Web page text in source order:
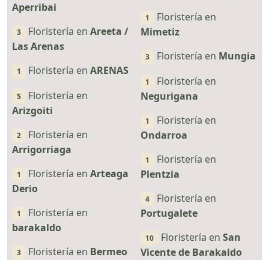
Aperribai
3 Floristería en Areeta /
Las Arenas
1 Floristería en ARENAS
5
Floristería en
Arizgoiti
2
Floristería en
Arrigorriaga
1 Floristería en Arteaga
Derio
1
Floristería en
barakaldo
3 Floristería en Bermeo
1
Floristería en
Mimetiz
3 Floristería en Mungia
1
Floristería en
Negurigana
1
Floristería en
Ondarroa
1
Floristería en
Plentzia
4
Floristería en
Portugalete
10 Floristería en San
Vicente de Barakaldo